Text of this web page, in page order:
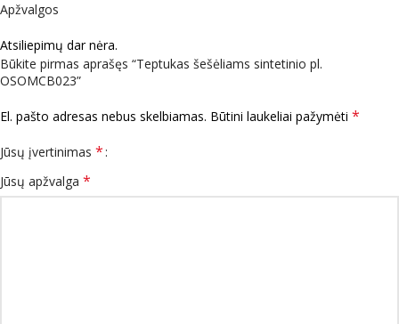
Apžvalgos
Atsiliepimų dar nėra.
Būkite pirmas aprašęs “Teptukas šešėliams sintetinio pl.
OSOMCB023”
El. pašto adresas nebus skelbiamas. Būtini laukeliai pažymėti *
Jūsų įvertinimas *
Jūsų apžvalga *